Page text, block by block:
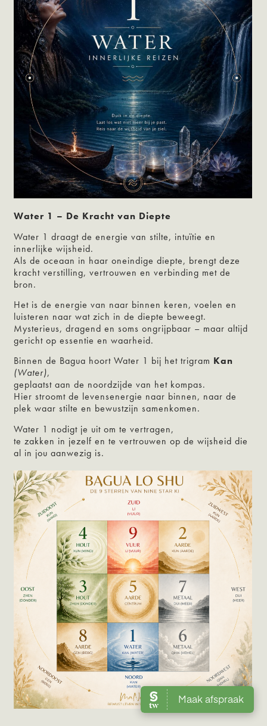
Water 1 – De Kracht van Diepte
Water 1 draagt de energie van stilte, intuïtie en
innerlijke wijsheid.
Als de oceaan in haar oneindige diepte, brengt deze
kracht verstilling, vertrouwen en verbinding met de
bron.
Het is de energie van naar binnen keren, voelen en
luisteren naar wat zich in de diepte beweegt.
Mysterieus, dragend en soms ongrijpbaar – maar altijd
gericht op essentie en waarheid.
Binnen de Bagua hoort Water 1 bij het trigram Kan
(Water),
geplaatst aan de noordzijde van het kompas.
Hier stroomt de levensenergie naar binnen, naar de
plek waar stilte en bewustzijn samenkomen.
Water 1 nodigt je uit om te vertragen,
te zakken in jezelf en te vertrouwen op de wijsheid die
al in jou aanwezig is.